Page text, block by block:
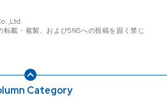
Category
転載・複製、およびSNSへの投稿を固く禁じ